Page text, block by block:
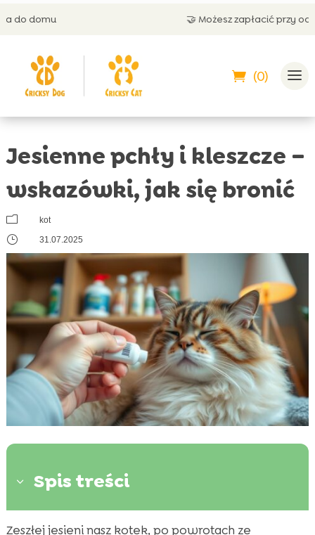
🤝 Możesz zapłacić przy odbiorze
(0)
Jesienne pchły i kleszcze –
wskazówki, jak się bronić
m kot
} 31.07.2025
3 Spis treści
 Dlaczego jesień jest szczególnie ryzykowna
Zeszłej jesieni nasz kotek, po powrotach ze